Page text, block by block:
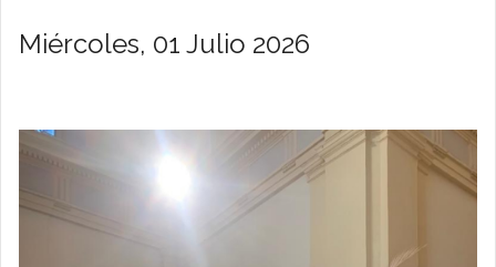
Miércoles, 01 Julio 2026